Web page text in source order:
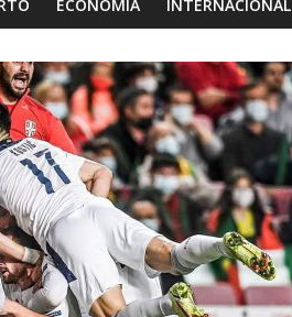
ECONOMIA INTERNACIONAL